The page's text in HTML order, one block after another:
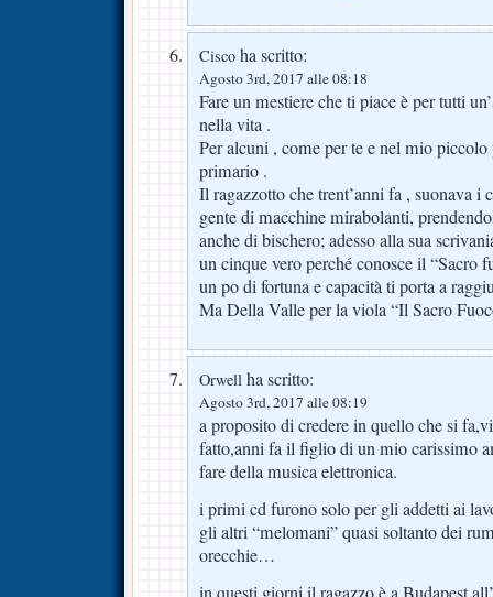
Cisco ha scritto:
Agosto 3rd, 2017 alle 08:18
Fare un mestiere che ti piace è per tutti
nella vita .
Per alcuni , come per te e nel mio
primario .
Il ragazzotto che trent’anni fa , suonava i
gente di macchine mirabolanti,
anche di bischero; adesso alla sua
un cinque vero perché conosce il “Sacro
un po di fortuna e capacità ti porta a
Ma Della Valle per la viola “Il Sacro
Orwell ha scritto:
Agosto 3rd, 2017 alle 08:19
a proposito di credere in quello che si
fatto,anni fa il figlio di un mio carissimo
fare della musica elettronica.
i primi cd furono solo per gli addetti ai
gli altri “melomani” quasi soltanto dei
orecchie…